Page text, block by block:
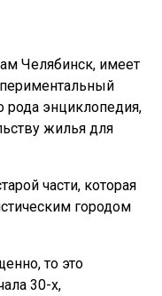
Челябинск, имеет
рода энциклопедия,
жилья для
части, которая
городом
то это
30-х,